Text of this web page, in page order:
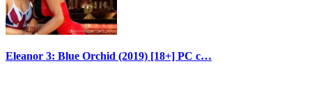
Eleanor 3: Blue Orchid (2019) [18+] PC с…